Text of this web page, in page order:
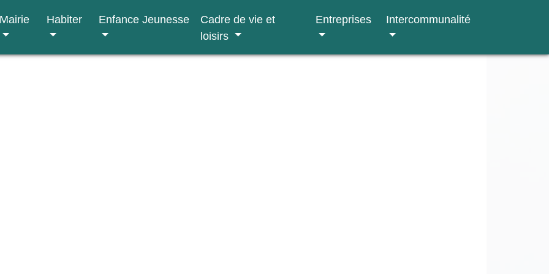
Mairie Habiter Enfance Jeunesse
Cadre de vie et
loisirs
Entreprises Intercommunalité